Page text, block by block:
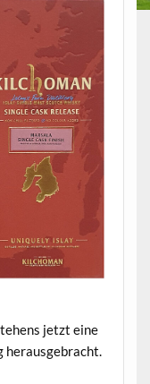
jetzt eine
herausgebracht.